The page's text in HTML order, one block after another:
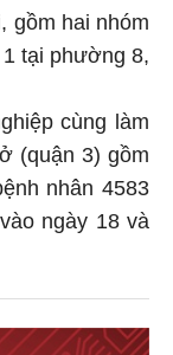
gồm hai nhóm
tại phường 8,
cùng làm
(quận 3) gồm
nhân 4583
ngày 18 và